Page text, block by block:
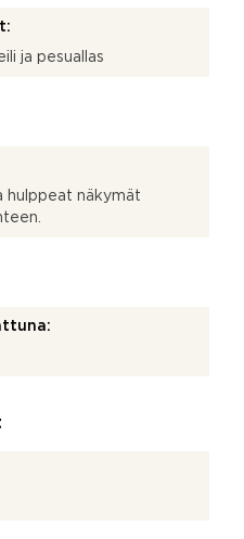
ja pesuallas
hulppeat näkymät